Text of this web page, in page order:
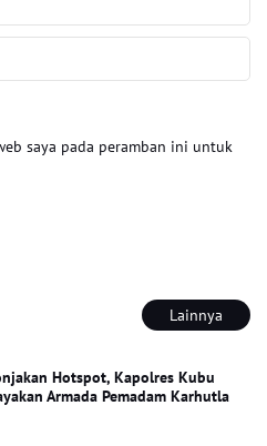
saya pada peramban ini untuk
Lainnya
Hotspot, Kapolres Kubu
Armada Pemadam Karhutla